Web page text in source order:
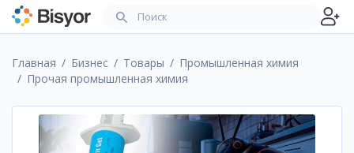
Главная Бизнес Товары
Промышленная химия
Прочая промышленная химия